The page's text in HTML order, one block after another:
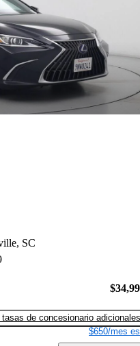
SC
tasas de concesionario adicionales
$650/mes